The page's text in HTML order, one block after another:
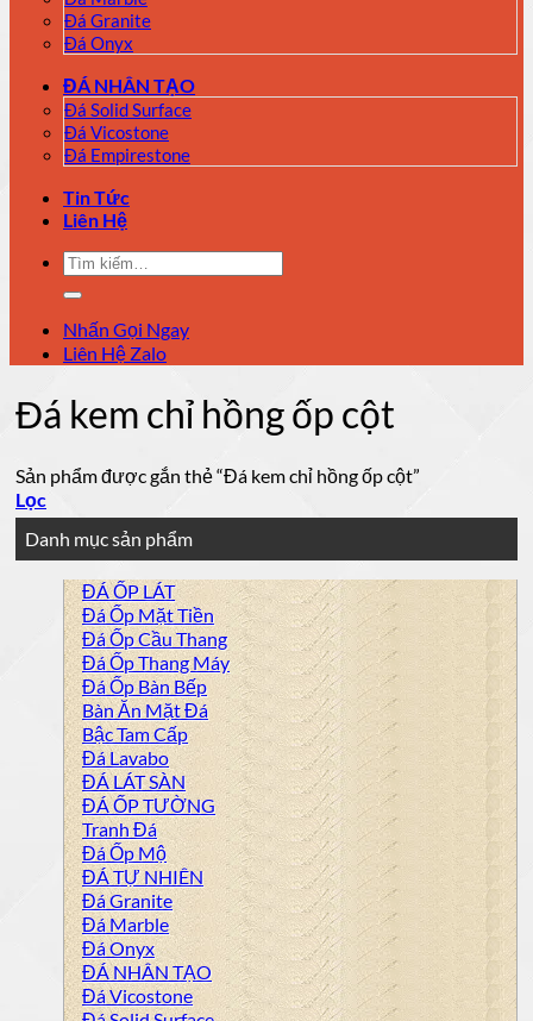
Đá Granite
Đá Onyx
ĐÁ NHÂN TẠO
Đá Solid Surface
Đá Vicostone
Đá Empirestone
Tin Tức
Liên Hệ
Tìm
kiếm:
Nhấn Gọi Ngay
Liên Hệ Zalo
Đá kem chỉ hồng ốp cột
Sản phẩm được gắn thẻ “Đá kem chỉ hồng ốp cột”
Lọc
Danh mục sản phẩm
ĐÁ ỐP LÁT
Đá Ốp Mặt Tiền
Đá Ốp Cầu Thang
Đá Ốp Thang Máy
Đá Ốp Bàn Bếp
Bàn Ăn Mặt Đá
Bậc Tam Cấp
Đá Lavabo
ĐÁ LÁT SÀN
ĐÁ ỐP TƯỜNG
Tranh Đá
Đá Ốp Mộ
ĐÁ TỰ NHIÊN
Đá Granite
Đá Marble
Đá Onyx
ĐÁ NHÂN TẠO
Đá Vicostone